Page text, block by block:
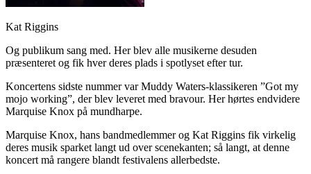
Kat Riggins
Og publikum sang med. Her blev alle musikerne desuden
præsenteret og fik hver deres plads i spotlyset efter tur.
Koncertens sidste nummer var Muddy Waters-klassikeren ”Got my
mojo working”, der blev leveret med bravour. Her hørtes endvidere
Marquise Knox på mundharpe.
Marquise Knox, hans bandmedlemmer og Kat Riggins fik virkelig
deres musik sparket langt ud over scenekanten; så langt, at denne
koncert må rangere blandt festivalens allerbedste.